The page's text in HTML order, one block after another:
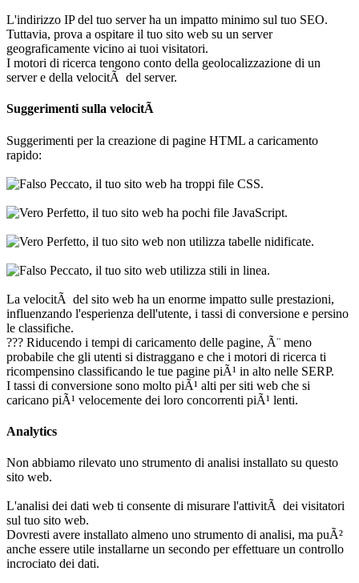
L'indirizzo IP del tuo server ha un impatto minimo sul tuo SEO.
Tuttavia, prova a ospitare il tuo sito web su un server
geograficamente vicino ai tuoi visitatori.
I motori di ricerca tengono conto della geolocalizzazione di un
server e della velocitÃ del server.
Suggerimenti sulla velocitÃ
Suggerimenti per la creazione di pagine HTML a caricamento
rapido:
Peccato, il tuo sito web ha troppi file CSS.
Perfetto, il tuo sito web ha pochi file JavaScript.
Perfetto, il tuo sito web non utilizza tabelle nidificate.
Peccato, il tuo sito web utilizza stili in linea.
La velocitÃ del sito web ha un enorme impatto sulle prestazioni,
influenzando l'esperienza dell'utente, i tassi di conversione e persino
le classifiche.
??? Riducendo i tempi di caricamento delle pagine, Ã¨ meno
probabile che gli utenti si distraggano e che i motori di ricerca ti
ricompensino classificando le tue pagine piÃ¹ in alto nelle SERP.
I tassi di conversione sono molto piÃ¹ alti per siti web che si
caricano piÃ¹ velocemente dei loro concorrenti piÃ¹ lenti.
Analytics
Non abbiamo rilevato uno strumento di analisi installato su questo
sito web.
L'analisi dei dati web ti consente di misurare l'attivitÃ dei visitatori
sul tuo sito web.
Dovresti avere installato almeno uno strumento di analisi, ma puÃ²
anche essere utile installarne un secondo per effettuare un controllo
incrociato dei dati.